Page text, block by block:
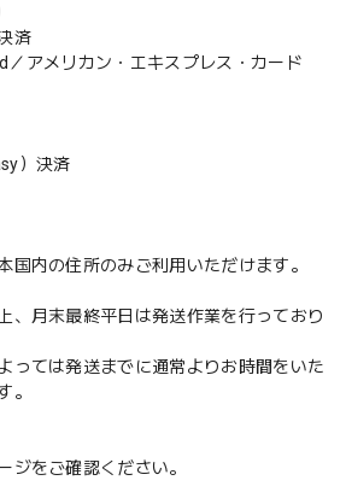
済
アメリカン・エキスプレス・カード
）決済
国内の住所のみご利用いただけます。
、月末最終平日は発送作業を行っており
っては発送までに通常よりお時間をいた
。
ジをご確認ください。